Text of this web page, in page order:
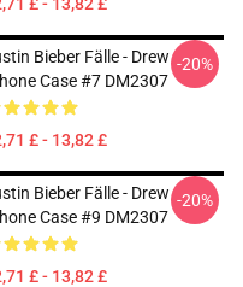
Bieber Fälle - Drew
Case #7 DM2307
£ - 13,82 £
-20%
Bieber Fälle - Drew
Case #9 DM2307
£ - 13,82 £
-20%